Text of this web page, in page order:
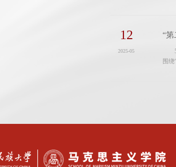
12
2025-05
“
5
围